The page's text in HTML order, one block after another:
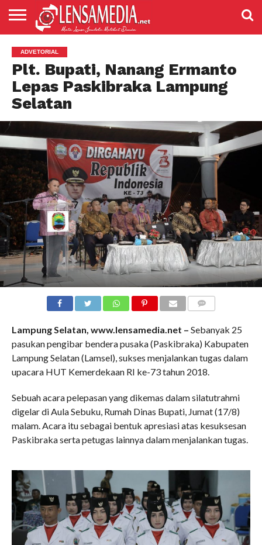
PENDIDIKAN
ENTERTAIMENT
POLITIK
PRISTIWA
SPORT
DAERAH
NASIONAL
ADVETORIAL
ADVETORIAL
Plt. Bupati, Nanang Ermanto
Lepas Paskibraka Lampung
Selatan
Lampung Selatan, www.lensamedia.net – Sebanyak 25
pasukan pengibar bendera pusaka (Paskibraka) Kabupaten
Lampung Selatan (Lamsel), sukses menjalankan tugas dalam
upacara HUT Kemerdekaan RI ke-73 tahun 2018.
Sebuah acara pelepasan yang dikemas dalam silatutrahmi
digelar di Aula Sebuku, Rumah Dinas Bupati, Jumat (17/8)
malam. Acara itu sebagai bentuk apresiasi atas kesuksesan
Paskibraka serta petugas lainnya dalam menjalankan tugas.